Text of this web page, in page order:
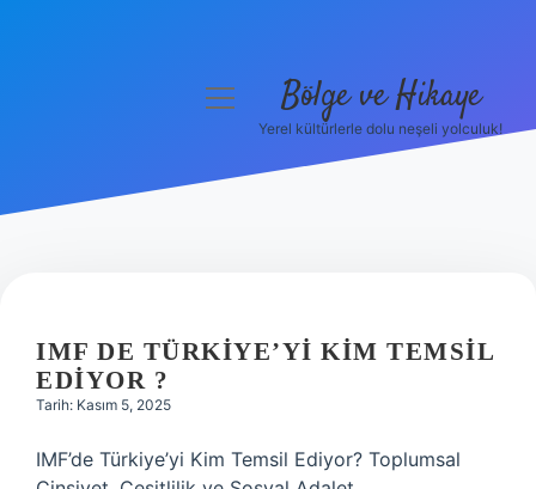
Hakkımızda
menüyü
Bölge ve Hikaye
Yerel kültürlerle dolu neşeli yolculuk!
IMF DE TÜRKIYE’YI KIM TEMSIL
EDIYOR ?
Tarih: Kasım 5, 2025
IMF’de Türkiye’yi Kim Temsil Ediyor? Toplumsal